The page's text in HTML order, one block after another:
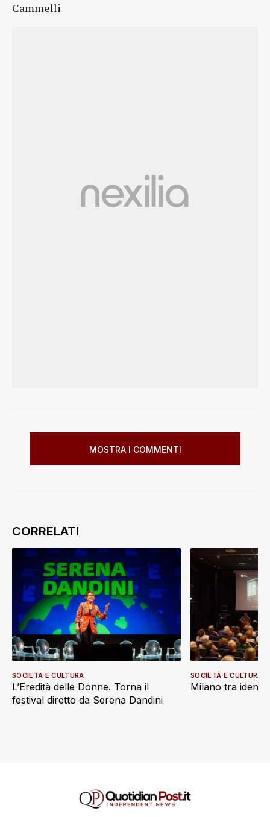
Cammelli
MOSTRA I COMMENTI
L’Eredità delle Donne. Torna il
festival diretto da Serena Dandini
SOCIETÀ E CULTURA
Milano tra
SOCIETÀ E CULTURA